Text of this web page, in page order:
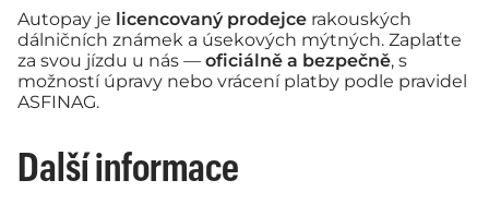
Autopay je licencovaný prodejce rakouských
dálničních známek a úsekových mýtných. Zaplaťte
za svou jízdu u nás — oficiálně a bezpečně, s
možností úpravy nebo vrácení platby podle pravidel
ASFINAG.
Další informace